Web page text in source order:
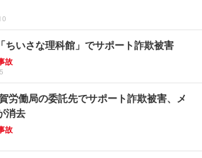
ちいさな理科館」でサポート詐欺被害
故
労働局の委託先でサポート詐欺被害、メ
消去
故